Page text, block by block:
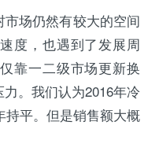
场仍然有较大的空间
度，也遇到了发展周
靠一二级市场更新换
。我们认为2016年冷
持平。但是销售额大概